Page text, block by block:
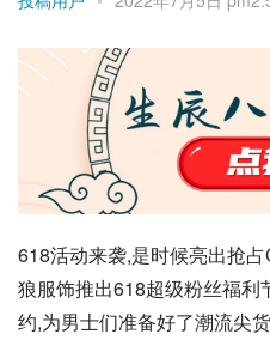
618活动来袭,是时候亮出抢
狼服饰推出618超级粉丝福利
约,为男士们准备好了潮流尖货